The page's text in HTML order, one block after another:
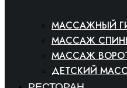
МАССАЖНЫЙ
МАССАЖ
МАССАЖ
ДЕТСКИЙ